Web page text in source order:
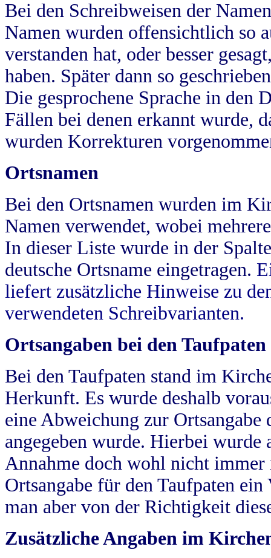
Bei den Schreibweisen der
Namen wurden offensichtlich so
verstanden hat, oder besser
haben. Später dann so
Die gesprochene Sprache in
Fällen bei denen erkannt wurde,
wurden Korrekturen
Ortsnamen
Bei den Ortsnamen wurden im
Namen verwendet, wobei
In dieser Liste wurde in der
deutsche Ortsname eingetragen.
liefert zusätzliche Hinweise zu
verwendeten Schreibvarianten.
Ortsangaben bei den Taufpaten
Bei den Taufpaten stand im
Herkunft. Es wurde deshalb
eine Abweichung zur
angegeben wurde. Hierbei wurde
Annahme doch wohl nicht
Ortsangabe für den Taufpaten
man aber von der Richtigkeit
Zusätzliche Angaben im